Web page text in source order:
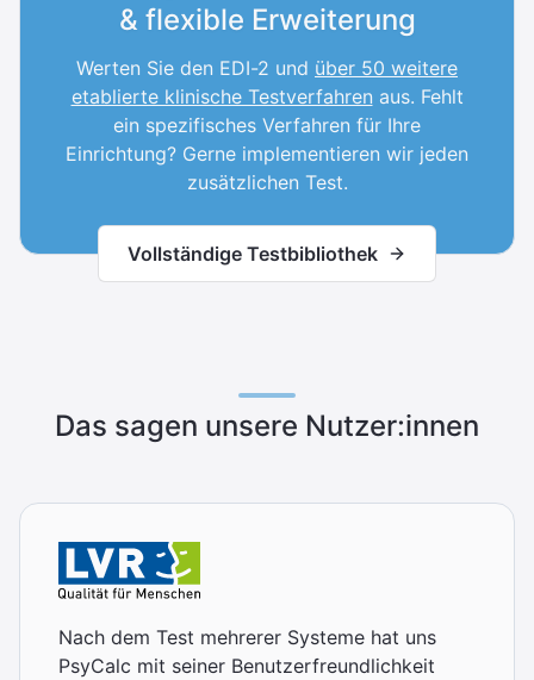
& flexible Erweiterung
Werten Sie den EDI-2 und über 50 weitere
etablierte klinische Testverfahren aus. Fehlt
ein spezifisches Verfahren für Ihre
Einrichtung? Gerne implementieren wir jeden
zusätzlichen Test.
Vollständige Testbibliothek
Das sagen unsere Nutzer:innen
Nach dem Test mehrerer Systeme hat uns
PsyCalc mit seiner Benutzerfreundlichkeit